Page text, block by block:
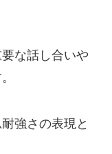
な話し合いや
強さの表現と